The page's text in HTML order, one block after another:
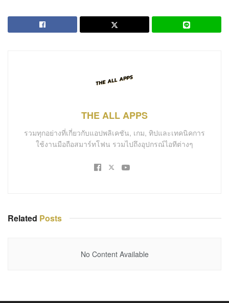
THE ALL APPS
รวมทุกอย่างที่เกี่ยวกับแอปพลิเคชัน, เกม, ทิปและเทคนิคการ
ใช้งานมือถือสมาร์ทโฟน รวมไปถึงอุปกรณ์ไอทีต่างๆ
Related Posts
No Content Available